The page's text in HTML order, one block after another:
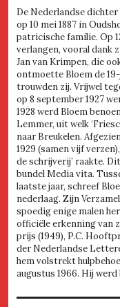
De Nederlandse
op 10 mei 1887 in
patricische familie. Op
verlangen, vooral dank
Jan van Krimpen, die
ontmoette Bloem de
trouwden zij. Vrijwel
op 8 september 1927
1928 werd Bloem
Lemmer, uit welk
naar Breukelen.
1929 (samen vijf
de schrijverij’ raakte.
bundel Media vita.
laatste jaar, schreef
nederlaag. Zijn
spoedig enige malen
officiële erkenning van
prijs (1949), P.C.
der Nederlandse
hem volstrekt
augustus 1966. Hij